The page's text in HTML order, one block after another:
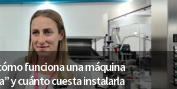
funciona una máquina
y cuánto cuesta instalarla